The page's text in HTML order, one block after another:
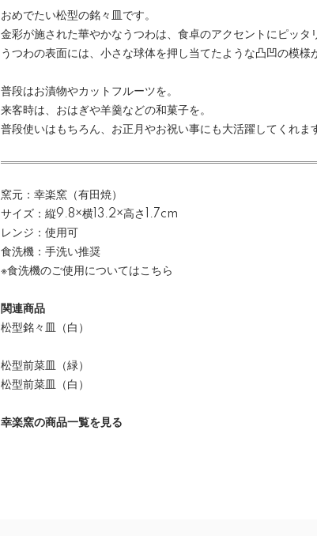
おめでたい松型の銘々皿です。
金彩が施された華やかなうつわは、食卓のアクセントにピッタ
うつわの表面には、小さな球体を押し当てたような凸凹の模様
普段はお漬物やカットフルーツを。
来客時は、おはぎや羊羹などの和菓子を。
普段使いはもちろん、お正月やお祝い事にも大活躍してくれま
窯元：幸楽窯（有田焼）
サイズ：縦9.8×横13.2×高さ1.7cm
レンジ：使用可
食洗機：手洗い推奨
※食洗機のご使用についてはこちら
関連商品
松型銘々皿（白）
松型前菜皿（緑）
松型前菜皿（白）
幸楽窯の商品一覧を見る